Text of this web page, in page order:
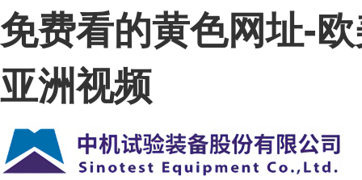
免费看的黄色网址-
亚洲视频